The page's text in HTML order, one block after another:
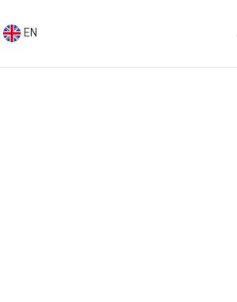
EN